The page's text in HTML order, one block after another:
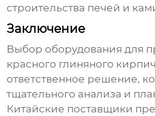
строительства печей и
Заключение
Выбор оборудования для
красного глиняного
ответственное решение,
тщательного анализа и
Китайские поставщики